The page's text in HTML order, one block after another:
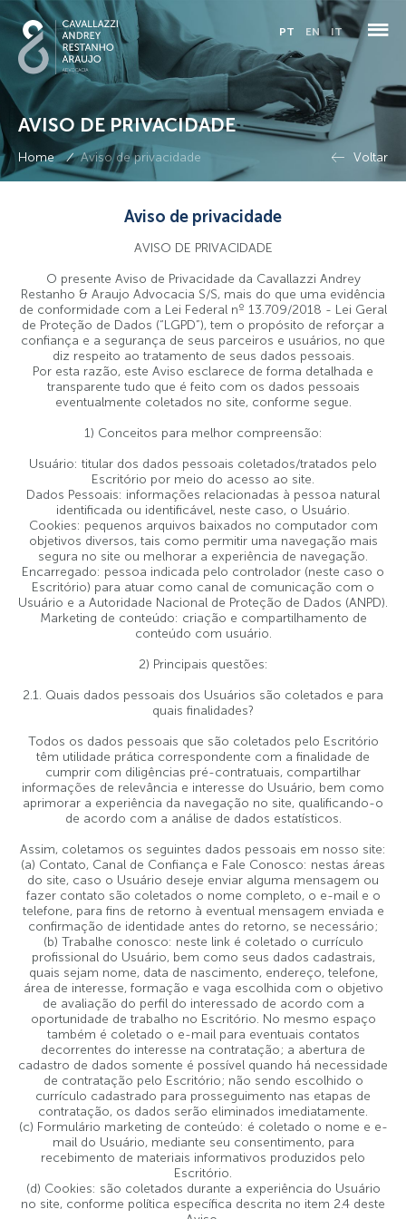
PT EN IT
QUEM SOMOS
PESSOAS
ESPECIALIDADES
ADMINISTRAÇÃO JUDICIAL
BLOG
CONTATO
JUNTE-SE A NÓS
AVISO DE PRIVACIDADE
Home / Aviso de privacidade Voltar
Aviso de privacidade
AVISO DE PRIVACIDADE
O presente Aviso de Privacidade da Cavallazzi Andrey
Restanho & Araujo Advocacia S/S, mais do que uma evidência
de conformidade com a Lei Federal nº 13.709/2018 - Lei Geral
de Proteção de Dados (“LGPD”), tem o propósito de reforçar a
confiança e a segurança de seus parceiros e usuários, no que
diz respeito ao tratamento de seus dados pessoais.
Por esta razão, este Aviso esclarece de forma detalhada e
transparente tudo que é feito com os dados pessoais
eventualmente coletados no site, conforme segue.
1) Conceitos para melhor compreensão:
Usuário: titular dos dados pessoais coletados/tratados pelo
Escritório por meio do acesso ao site.
Dados Pessoais: informações relacionadas à pessoa natural
identificada ou identificável, neste caso, o Usuário.
Cookies: pequenos arquivos baixados no computador com
objetivos diversos, tais como permitir uma navegação mais
segura no site ou melhorar a experiência de navegação.
Encarregado: pessoa indicada pelo controlador (neste caso o
Escritório) para atuar como canal de comunicação com o
Usuário e a Autoridade Nacional de Proteção de Dados (ANPD).
Marketing de conteúdo: criação e compartilhamento de
conteúdo com usuário.
2) Principais questões:
2.1. Quais dados pessoais dos Usuários são coletados e para
quais finalidades?
Todos os dados pessoais que são coletados pelo Escritório
têm utilidade prática correspondente com a finalidade de
cumprir com diligências pré-contratuais, compartilhar
informações de relevância e interesse do Usuário, bem como
aprimorar a experiência da navegação no site, qualificando-o
de acordo com a análise de dados estatísticos.
Assim, coletamos os seguintes dados pessoais em nosso site:
(a) Contato, Canal de Confiança e Fale Conosco: nestas áreas
do site, caso o Usuário deseje enviar alguma mensagem ou
fazer contato são coletados o nome completo, o e-mail e o
telefone, para fins de retorno à eventual mensagem enviada e
confirmação de identidade antes do retorno, se necessário;
(b) Trabalhe conosco: neste link é coletado o currículo
profissional do Usuário, bem como seus dados cadastrais,
quais sejam nome, data de nascimento, endereço, telefone,
área de interesse, formação e vaga escolhida com o objetivo
de avaliação do perfil do interessado de acordo com a
oportunidade de trabalho no Escritório. No mesmo espaço
também é coletado o e-mail para eventuais contatos
decorrentes do interesse na contratação; a abertura de
cadastro de dados somente é possível quando há necessidade
de contratação pelo Escritório; não sendo escolhido o
currículo cadastrado para prosseguimento nas etapas de
contratação, os dados serão eliminados imediatamente.
(c) Formulário marketing de conteúdo: é coletado o nome e e-
mail do Usuário, mediante seu consentimento, para
recebimento de materiais informativos produzidos pelo
Escritório.
(d) Cookies: são coletados durante a experiência do Usuário
no site, conforme política específica descrita no item 2.4 deste